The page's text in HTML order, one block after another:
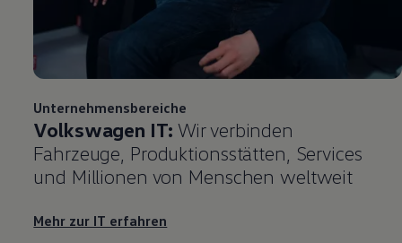
Unternehmensbereiche
Volkswagen IT: Wir verbinden
Fahrzeuge, Produktionsstätten, Services
und Millionen von Menschen weltweit
Mehr zur IT erfahren